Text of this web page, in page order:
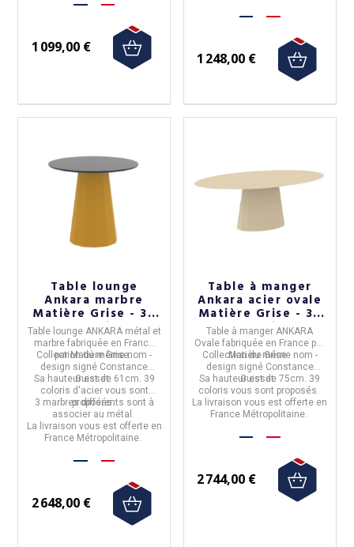
1 099,00 €
1 248,00 €
Table lounge
Ankara marbre
Matière Grise - 39
coloris
Table lounge ANKARA métal et
marbrefabriquée en France
parMatière Grise.
Collection du même nom -
design signé Constance
Guisset.
Sa hauteur est de 61cm. 39
coloris d'acier vous sont
proposés.
3 marbres différents sont à
associer au métal.
La livraison vous est offerte en
France Métropolitaine.
2 648,00 €
Table à manger
Ankara acier ovale
Matière Grise - 39
coloris
Table à manger ANKARA
Ovalefabriquée en France par
Matière Grise.
Collection du même nom -
design signé Constance
Guisset.
Sa hauteur est de 75cm. 39
coloris vous sont proposés.
La livraison vous est offerte en
France Métropolitaine.
2 744,00 €